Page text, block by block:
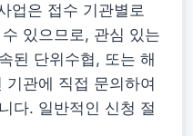
업은 접수 기관별로
있으므로, 관심 있는
된 단위수협, 또는 해
관에 직접 문의하여
다. 일반적인 신청 절